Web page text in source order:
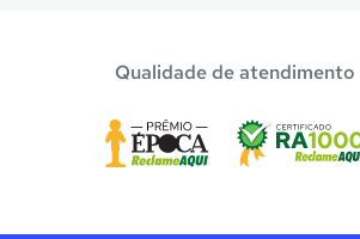
Qualidade de atendimento